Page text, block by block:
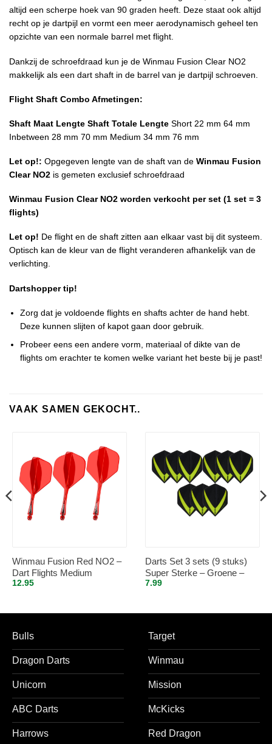
altijd een scherpe hoek van 90 graden heeft. Deze staat ook altijd
recht op je dartpijl en vormt een meer aerodynamisch geheel ten
opzichte van een normale barrel met flight.
Dankzij de schroefdraad kun je de Winmau Fusion Clear NO2
makkelijk als een dart shaft in de barrel van je dartpijl schroeven.
Flight Shaft Combo Afmetingen:
Shaft Maat Lengte Shaft Totale Lengte Short 22 mm 64 mm
Inbetween 28 mm 70 mm Medium 34 mm 76 mm
Let op!: Opgegeven lengte van de shaft van de Winmau Fusion
Clear NO2 is gemeten exclusief schroefdraad
Winmau Fusion Clear NO2 worden verkocht per set (1 set = 3
flights)
Let op! De flight en de shaft zitten aan elkaar vast bij dit systeem.
Optisch kan de kleur van de flight veranderen afhankelijk van de
verlichting.
Dartshopper tip!
Zorg dat je voldoende flights en shafts achter de hand hebt.
Deze kunnen slijten of kapot gaan door gebruik.
Probeer eens een andere vorm, materiaal of dikte van de
flights om erachter te komen welke variant het beste bij je past!
VAAK SAMEN GEKOCHT..
Winmau Fusion Red NO2 –
Dart Flights Medium
12.95
Darts Set 3 sets (9 stuks)
Super Sterke – Groene –
Vista-X – flights – darts
7.99
Bulls
Dragon Darts
Unicorn
ABC Darts
Harrows
Target
Winmau
Mission
McKicks
Red Dragon